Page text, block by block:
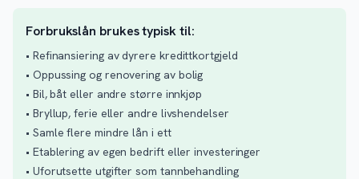
Forbrukslån brukes typisk til:
• Refinansiering av dyrere kredittkortgjeld
• Oppussing og renovering av bolig
• Bil, båt eller andre større innkjøp
• Bryllup, ferie eller andre livshendelser
• Samle flere mindre lån i ett
• Etablering av egen bedrift eller investeringer
• Uforutsette utgifter som tannbehandling